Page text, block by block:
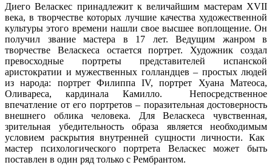
Диего Веласкес принадлежит к величайшим мастерам XVII
века, в творчестве которых лучшие качества художественной
культуры этого времени нашли свое высшее воплощение. Он
получил звание мастера в 17 лет. Ведущим жанром в
творчестве Веласкеса остается портрет. Художник создал
превосходные портреты представителей испанской
аристократии и мужественных голландцев – простых людей
из народа: портрет Филиппа IV, портрет Хуана Матеоса,
Оливареса, кардинала Камилло. Непосредственное
впечатление от его портретов – поразительная достоверность
внешнего облика человека. Для Веласкеса чувственная,
зрительная убедительность образа является необходимым
условием раскрытия внутренней сущности личности. Как
мастер психологического портрета Веласкес может быть
поставлен в один ряд только с Рембрантом.